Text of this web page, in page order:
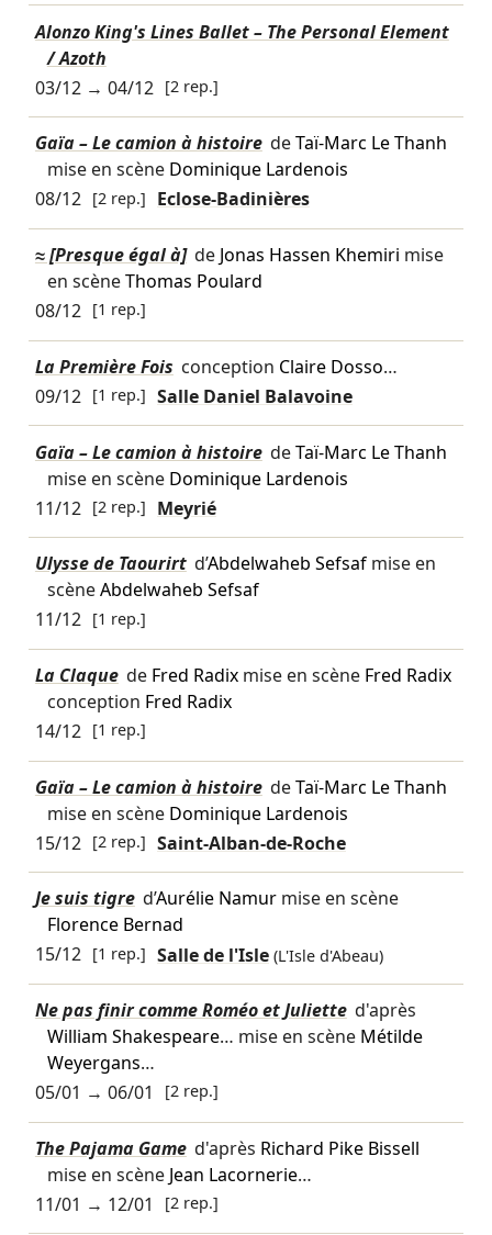
Alonzo King's Lines Ballet – The Personal Element
/ Azoth
03/12→ 04/12 [2 rep.]
Gaïa – Le camion à histoire deTaï-Marc Le Thanh
mise en scène Dominique Lardenois
08/12 [2 rep.] Eclose-Badinières
≈ [Presque égal à] de Jonas Hassen Khemiri mise
en scèneThomas Poulard
08/12 [1 rep.]
La Première Fois conception Claire Dosso…
09/12 [1 rep.] Salle Daniel Balavoine
Gaïa – Le camion à histoire deTaï-Marc Le Thanh
mise en scène Dominique Lardenois
11/12 [2 rep.] Meyrié
Ulysse de Taourirt d’Abdelwaheb Sefsafmise en
scèneAbdelwaheb Sefsaf
11/12 [1 rep.]
La Claque de Fred Radixmise en scène Fred Radix
conception Fred Radix
14/12 [1 rep.]
Gaïa – Le camion à histoire deTaï-Marc Le Thanh
mise en scène Dominique Lardenois
15/12 [2 rep.] Saint-Alban-de-Roche
Je suis tigre d’Aurélie Namurmise en scène
Florence Bernad
15/12 [1 rep.] Salle de l'Isle (L'Isle d'Abeau)
Ne pas finir comme Roméo et Juliette d'après
William Shakespeare… mise en scène Métilde
Weyergans…
05/01 → 06/01 [2 rep.]
The Pajama Game d'après Richard Pike Bissell
mise en scène Jean Lacornerie…
11/01 → 12/01 [2 rep.]